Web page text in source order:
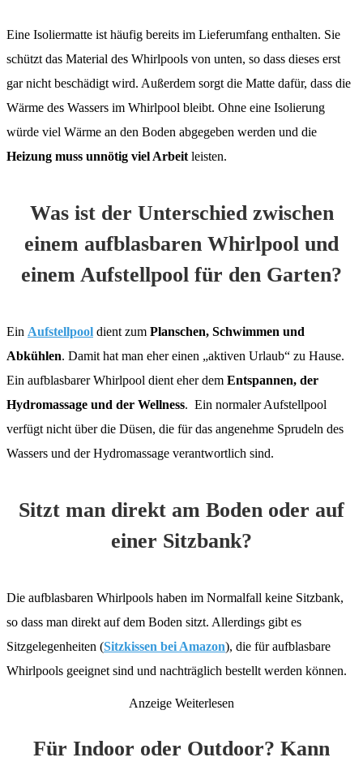
Eine Isoliermatte ist häufig bereits im Lieferumfang enthalten. Sie
schützt das Material des Whirlpools von unten, so dass dieses erst
gar nicht beschädigt wird. Außerdem sorgt die Matte dafür, dass die
Wärme des Wassers im Whirlpool bleibt. Ohne eine Isolierung
würde viel Wärme an den Boden abgegeben werden und die
Heizung muss unnötig viel Arbeit leisten.
Was ist der Unterschied zwischen
einem aufblasbaren Whirlpool und
einem Aufstellpool für den Garten?
Ein Aufstellpool dient zum Planschen, Schwimmen und
Abkühlen. Damit hat man eher einen „aktiven Urlaub“ zu Hause.
Ein aufblasbarer Whirlpool dient eher dem Entspannen, der
Hydromassage und der Wellness. Ein normaler Aufstellpool
verfügt nicht über die Düsen, die für das angenehme Sprudeln des
Wassers und der Hydromassage verantwortlich sind.
Sitzt man direkt am Boden oder auf
einer Sitzbank?
Die aufblasbaren Whirlpools haben im Normalfall keine Sitzbank,
so dass man direkt auf dem Boden sitzt. Allerdings gibt es
Sitzgelegenheiten (Sitzkissen bei Amazon), die für aufblasbare
Whirlpools geeignet sind und nachträglich bestellt werden können.
Anzeige Weiterlesen
Für Indoor oder Outdoor? Kann